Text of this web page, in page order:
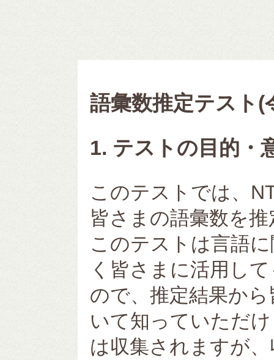
語彙数推定テスト(
1. テストの目的・
このテストでは、
皆さまの語彙数を
このテストは言語
く皆さまに活用し
ので、推定結果か
いて知っていただ
は収集されますが